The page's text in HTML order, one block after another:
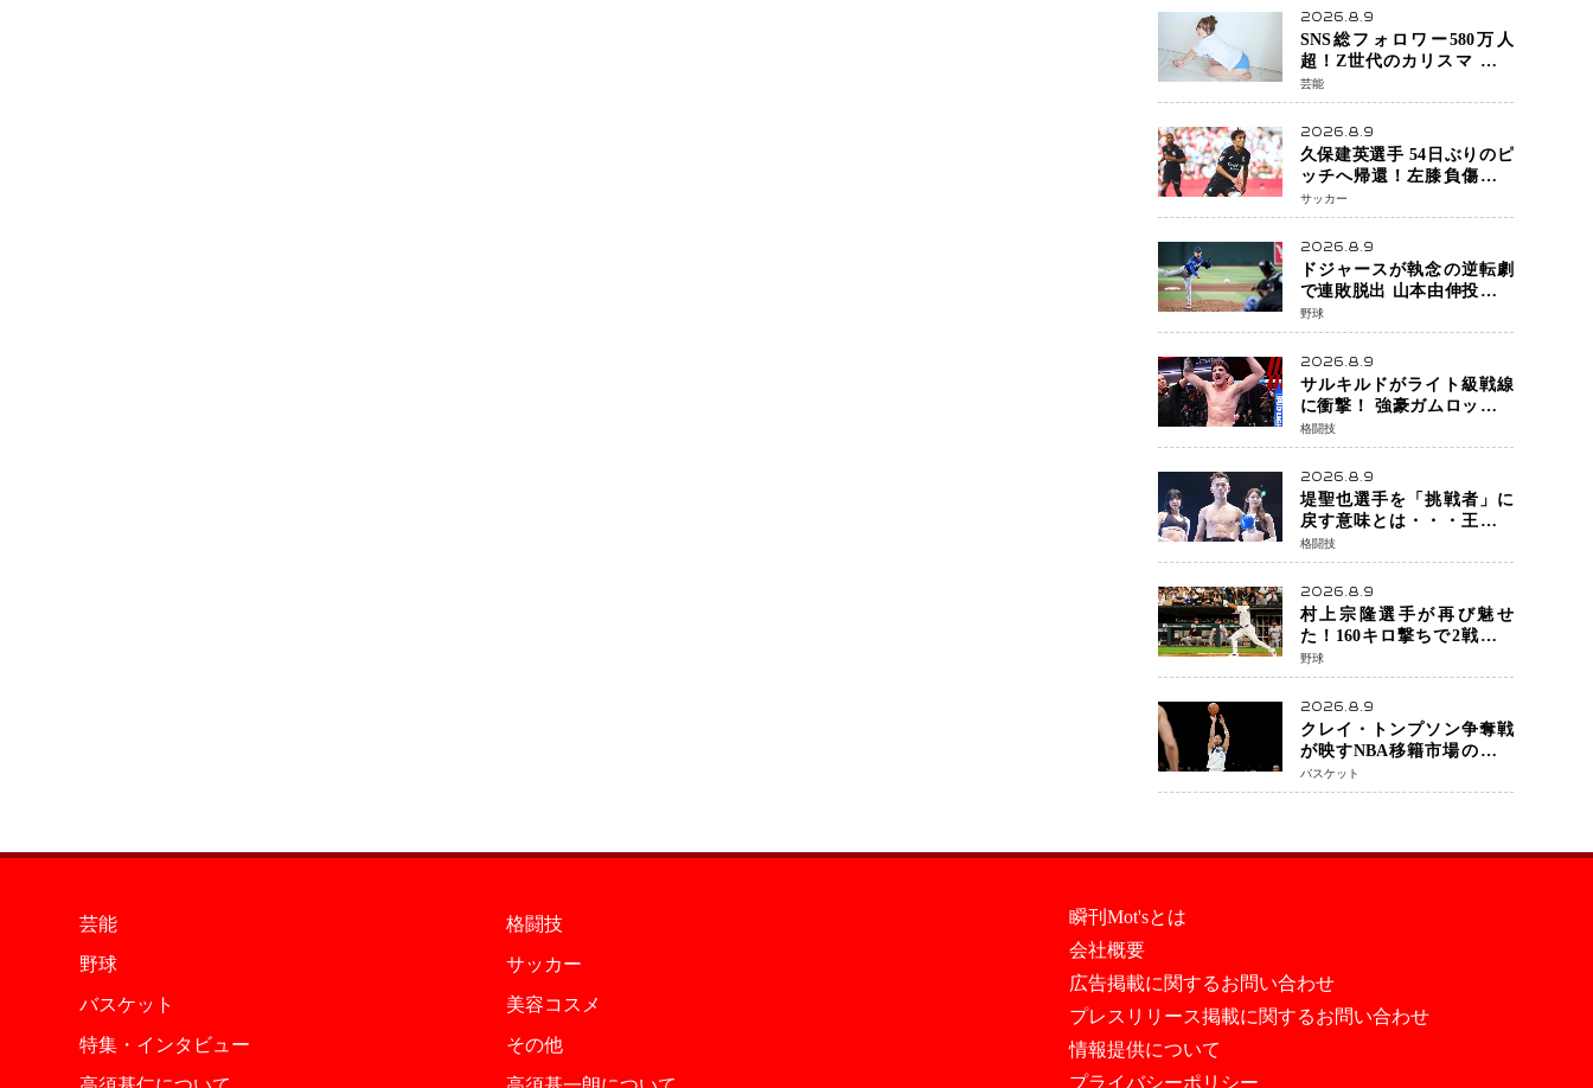
兄・智和選手との兄妹Vにも
期待
2026.8.9
SNS総フォロワー580万人
超！Z世代のカリスマ さく
らさん 待望の1st写真集が11
月5日発売決定 沖縄で“今し
か残せない姿”を撮影
芸能
2026.8.9
久保建英選手 54日ぶりのピ
ッチへ帰還！左膝負傷から
待望の実戦復帰
サッカー
2026.8.9
ドジャースが執念の逆転劇
で連敗脱出 山本由伸投手は
107球の力投 大谷翔平選手が
延長10回に勝利を呼び込む
一打！
野球
2026.8.9
サルキルドがライト級戦線
に衝撃！ 強豪ガムロットを
相手に1R一本 26歳の豪州の
新星が「トップ戦線」へ名
乗り
格闘技
2026.8.9
堤聖也選手を「挑戦者」に
戻す意味とは・・・王座は
く奪に元世界王者も疑問
符 見たいのは井上拓真選
手、那須川天心選手との交
錯
格闘技
2026.8.9
村上宗隆選手が再び魅せ
た！160キロ撃ちで2戦連発
26号 シカゴ熱狂「ムネはス
ターだ」米ファンの人気も
急上昇
野球
2026.8.9
クレイ・トンプソン争奪戦
が映すNBA移籍市場の現在
地 レイカーズ、ヒートが注
目する36歳の名シューター
バスケット
芸能
格闘技
野球
サッカー
バスケット
美容コスメ
特集・インタビュー
その他
瞬刊Mot'sとは
会社概要
広告掲載に関するお問い合わせ
プレスリリース掲載に関するお問い合わせ
情報提供について
プライバシーポリシー